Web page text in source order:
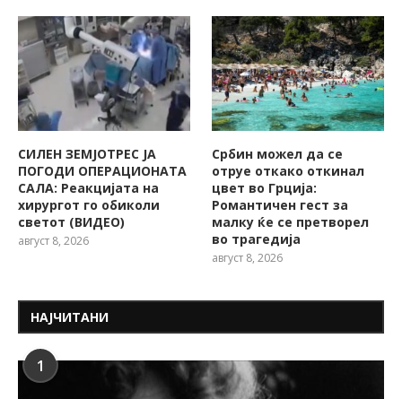
СИЛЕН ЗЕМЈОТРЕС ЈА
ПОГОДИ ОПЕРАЦИОНАТА
САЛА: Реакцијата на
хирургот го обиколи
светот (ВИДЕО)
август 8, 2026
Србин можел да се
отруе откако откинал
цвет во Грција:
Романтичен гест за
малку ќе се претворел
во трагедија
август 8, 2026
НАЈЧИТАНИ
1